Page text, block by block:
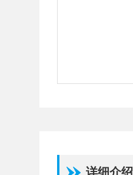
详细介绍